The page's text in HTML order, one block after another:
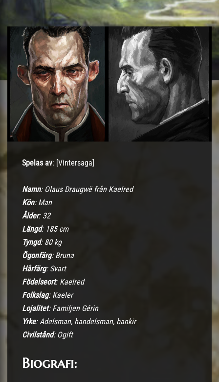
Spelas av: [Vintersaga]
Namn: Olaus Draugwë från Kaelred
Kön: Man
Ålder: 32
Längd: 185 cm
Tyngd: 80 kg
Ögonfärg: Bruna
Hårfärg: Svart
Födelseort: Kaelred
Folkslag: Kaeler
Lojalitet: Familjen Gérin
Yrke: Adelsman, handelsman, bankir
Civilstånd: Ogift
Biografi: